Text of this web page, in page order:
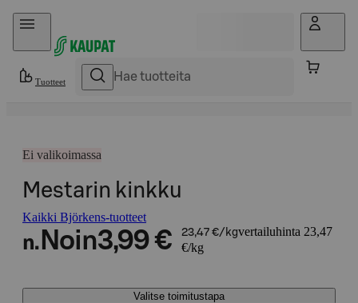
Hyppää sisältöön
Tuotteet
Ei valikoimassa
Mestarin kinkku
Kaikki Björkens-tuotteet
n. Noin3,99 € 23,47 €/kgvertailuhinta 23,47
€/kg
Valitse toimitustapa